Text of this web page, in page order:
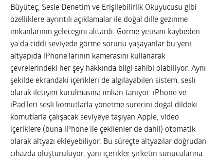
Büyüteç, Sesle Denetim ve Erişilebilirlik Okuyucusu gibi
özelliklere ayrıntılı açıklamalar ile doğal dille gezinme
imkanlarının geleceğini aktardı. Görme yetisini kaybeden
ya da ciddi seviyede görme sorunu yaşayanlar bu yeni
altyapıda iPhone’larının kamerasını kullanarak
çevrelerindeki her şey hakkında bilgi sahibi olabiliyor. Aynı
şekilde ekrandaki içerikleri de algılayabilen sistem, sesli
olarak iletişim kurulmasına imkan tanıyor. iPhone ve
iPad’leri sesli komutlarla yönetme sürecini doğal dildeki
komutlarla çalışacak seviyeye taşıyan Apple, video
içeriklere (buna iPhone ile çekilenler de dahil) otomatik
olarak altyazı ekleyebiliyor. Bu süreçte altyazılar doğrudan
cihazda oluşturuluyor, yani içerikler şirketin sunucularına